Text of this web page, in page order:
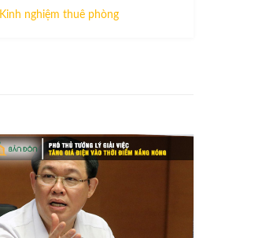
Kinh nghiệm thuê phòng